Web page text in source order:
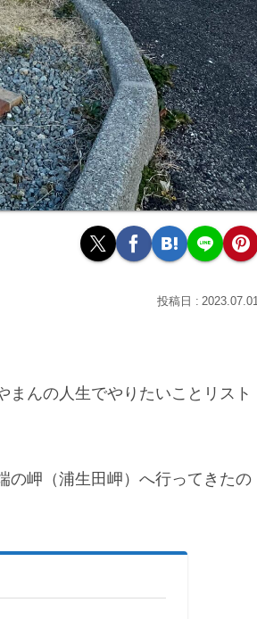
2023.07.01
んの人生でやりたいことリスト
の岬（浦生田岬）へ行ってきたの